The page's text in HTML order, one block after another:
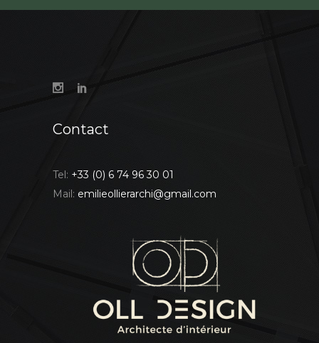
Contact
Tel: +33 (0) 6 74 96 30 01
Mail: emilieollierarchi@gmail.com